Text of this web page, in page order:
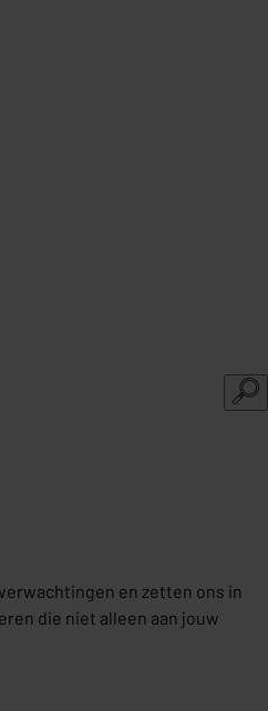
en zetten ons in
die niet alleen aan jouw